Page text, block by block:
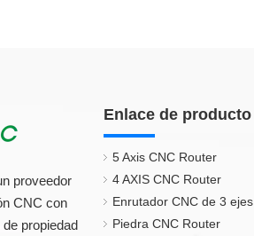
proveedor
CNC con
propiedad
Enlace de producto
5 Axis CNC Router
4 AXIS CNC Router
Enrutador CNC de 3 ejes
Piedra CNC Router